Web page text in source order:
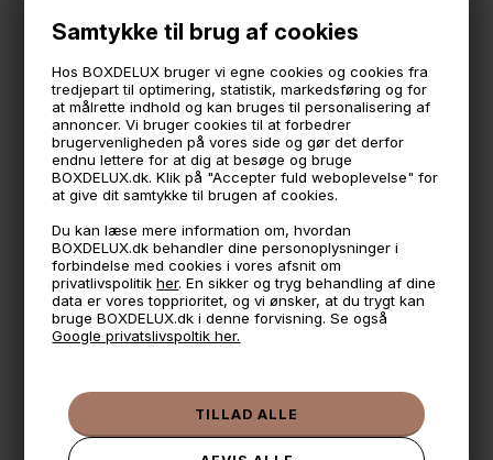
Samtykke til brug af cookies
Hos BOXDELUX bruger vi egne cookies og cookies fra
tredjepart til optimering, statistik, markedsføring og for
at målrette indhold og kan bruges til personalisering af
annoncer. Vi bruger cookies til at forbedrer
brugervenligheden på vores side og gør det derfor
endnu lettere for at dig at besøge og bruge
BOXDELUX.dk. Klik på "Accepter fuld weboplevelse" for
at give dit samtykke til brugen af cookies.
Du kan læse mere information om, hvordan
BOXDELUX.dk behandler dine personoplysninger i
forbindelse med cookies i vores afsnit om
privatlivspolitikher. En sikker og tryg behandling af dine
data er vores topprioritet, og vi ønsker, at du trygt kan
bruge BOXDELUX.dk i denne forvisning. Se også
Google privatslivspoltik her.
19 cm. i diameter
46,5 cm. høj
🕚 Bestil inden 11 & vi sender samme dag på hverdage
🧺 Kan du lægge varen i kurven, er den på lager
🌟 4,9 med over 1200 anmeldelser ★★★★★
💳 Betal med
📱 Kundeservice 50446800 (9-12)
Kundeservicemail@boxdelux.dk(24/7)
ANDRE IDÉER